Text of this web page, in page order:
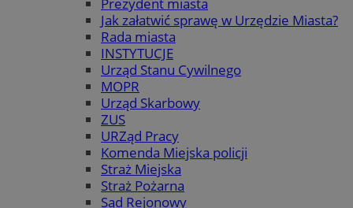
Jak załatwić sprawę w Urzędzie Miasta?
Rada miasta
INSTYTUCJE
Urząd Stanu Cywilnego
MOPR
Urząd Skarbowy
ZUS
URZąd Pracy
Komenda Miejska policji
Straż Miejska
Straż Pożarna
Sąd Rejonowy